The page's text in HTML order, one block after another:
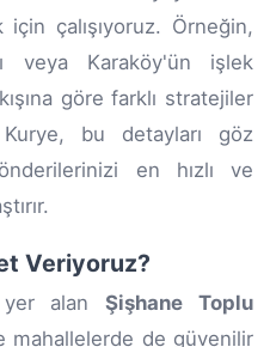
çalışıyoruz. Örneğin,
veya Karaköy'ün işlek
göre farklı stratejiler
bu detayları göz
en hızlı ve
Veriyoruz?
yer alanŞişhane Toplu
mahallelerde de güvenilir